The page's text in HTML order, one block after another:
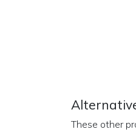
These other